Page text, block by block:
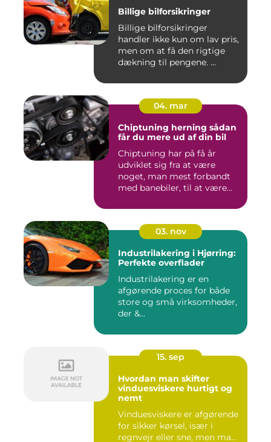
Billige bilforsikringer
Billige bilforsikringer
handler ikke kun om lav pris,
men om at få den rigtige
dækning til pengene. ...
04. mar
Chiptuning herning sådan
får du mere ud af din bil
Chiptuning har på få år
udviklet sig fra at være
noget, man mest forbandt
med banebiler, til at være...
03. nov
Industrilakering i Hjørring:
Perfekte overflader
Industrilakering er en
afgørende proces for både
store og små virksomheder,
der &...
15. sep
Hvordan man skifter
vinduesviskere hurtigt og
nemt
Vinduesviskere er afgørende
for sikker kørsel, især i
regnvejr eller sne, men ma...